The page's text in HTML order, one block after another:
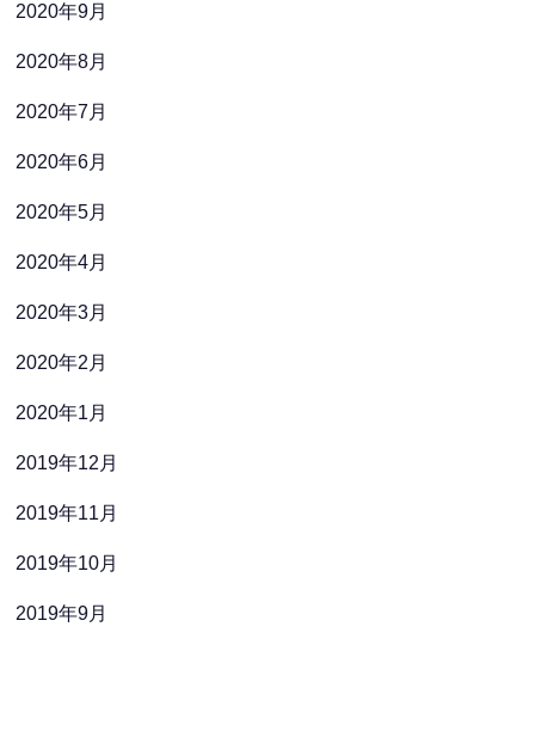
2020年9月
2020年8月
2020年7月
2020年6月
2020年5月
2020年4月
2020年3月
2020年2月
2020年1月
2019年12月
2019年11月
2019年10月
2019年9月